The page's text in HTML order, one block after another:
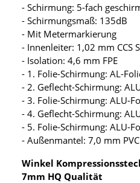
- Schirmung: 5-fach
- Schirmungsmaß: 135dB
- Mit Metermarkierung
- Innenleiter: 1,02 mm CCS
- Isolation: 4,6 mm FPE
- 1. Folie-Schirmung: AL-
- 2. Geflecht-Schirmung:
- 3. Folie-Schirmung: ALU-
- 4. Geflecht-Schirmung:
- 5. Folie-Schirmung: ALU-
- Außenmantel: 7,0 mm
Winkel
7mm HQ Qualität